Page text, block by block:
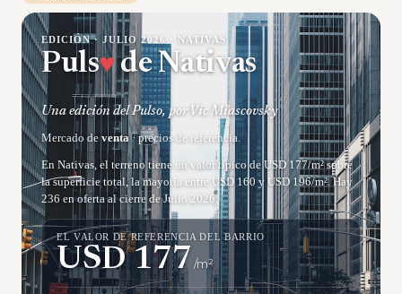
EDICIÓN · JULIO 2026 NATIVAS
Puls♥deNativas
Una edición del Pulso, por Vic Miascovsky
Mercado de venta· precios de referencia.
En Nativas, el terreno tiene un valor típico de USD 177/m² sobre
la superficie total, la mayoría entre USD 160 y USD 196/m². Hay
236 en oferta al cierre de Julio 2026.
EL VALOR DE REFERENCIA DEL BARRIO
USD177 /m²